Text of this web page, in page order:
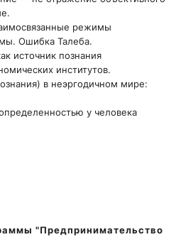
режимы
Ошибка Талеба.
источник познания
институтов.
в неэргодичном мире:
у человека
"Предпринимательство